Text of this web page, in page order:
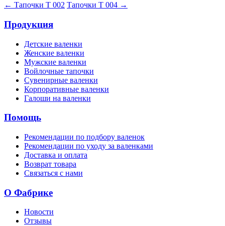
← Тапочки Т 002 Тапочки Т 004 →
Продукция
Детские валенки
Женские валенки
Мужские валенки
Войлочные тапочки
Сувенирные валенки
Корпоративные валенки
Галоши на валенки
Помощь
Рекомендации по подбору валенок
Рекомендации по уходу за валенками
Доставка и оплата
Возврат товара
Связаться с нами
О Фабрике
Новости
Отзывы